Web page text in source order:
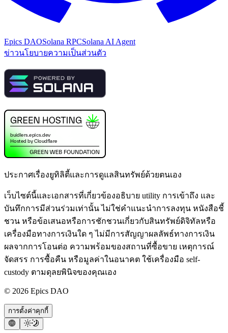
Epics DAOSolana RPCSolana AI Agent
ข่าวนโยบายความเป็นส่วนตัว
ประกาศเรื่องยูทิลิตี้และการดูแลสินทรัพย์ด้วยตนเอง
เว็บไซต์นี้และเอกสารที่เกี่ยวข้องอธิบาย utility การเข้าถึง และ
บันทึกการมีส่วนร่วมเท่านั้น ไม่ใช่คำแนะนำการลงทุน หนังสือชี้
ชวน หรือข้อเสนอหรือการชักชวนเกี่ยวกับสินทรัพย์ดิจิทัลหรือ
เครื่องมือทางการเงินใด ๆ ไม่มีการสัญญาผลลัพธ์ทางการเงิน
ผลจากการโอนต่อ ความพร้อมของสถานที่ซื้อขาย เหตุการณ์
จัดสรร การซื้อคืน หรือมูลค่าในอนาคต ใช้เครื่องมือ self-
custody ตามดุลยพินิจของคุณเอง
© 2026 Epics DAO
การตั้งค่าคุกกี้